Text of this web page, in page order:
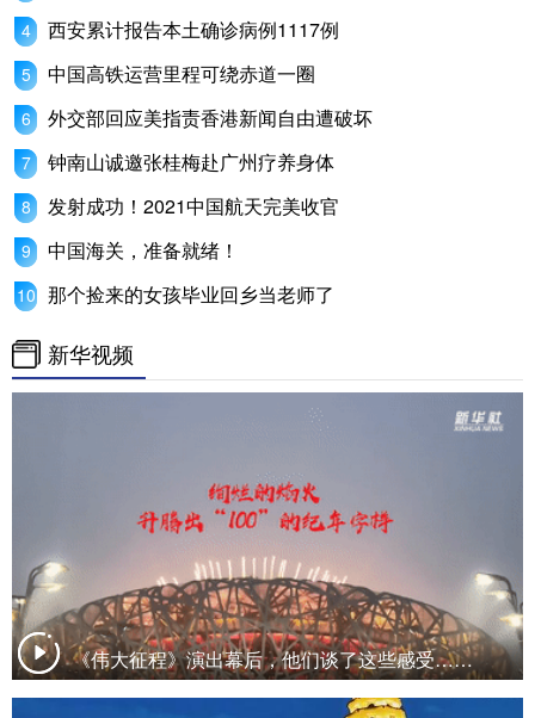
西安累计报告本土确诊病例1117例
中国高铁运营里程可绕赤道一圈
外交部回应美指责香港新闻自由遭破坏
钟南山诚邀张桂梅赴广州疗养身体
发射成功！2021中国航天完美收官
中国海关，准备就绪！
那个捡来的女孩毕业回乡当老师了
新华视频
《伟大征程》演出幕后，他们谈了这些感受……